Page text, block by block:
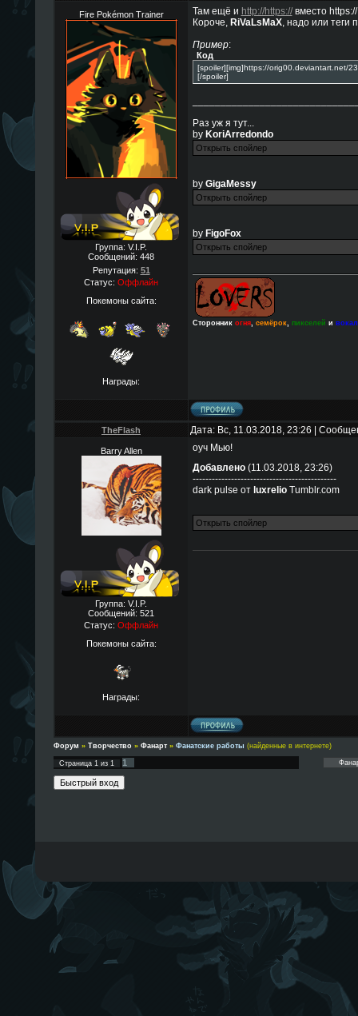
Fire Pokémon Trainer
Группа: V.I.P.
Сообщений: 448
Репутация: 51
Статус: Оффлайн
Покемоны сайта:
Награды:
Там ещё и http://https://вместо
Короче, RiVaLsMaX, надо или теги
Пример:
Код
[spoiler][img]https://orig00.deviantart.net/
[/spoiler]
Раз уж я тут...
by KoriArredondo
by GigaMessy
by FigoFox
Сторонник огня, семёрок, пикселей и
TheFlаsh Дата: Вс, 11.03.2018, 23:26 |
Barry Allen
Группа: V.I.P.
Сообщений: 521
Статус: Оффлайн
Покемоны сайта:
Награды:
оуч Мью!
Добавлено(11.03.2018, 23:26)
---------------------------------------------
dark pulse от luxrelioTumblr.com
Форум » Творчество » Фанарт » Фанатские работы (найденные в интернете)
Страница 1из 1 1